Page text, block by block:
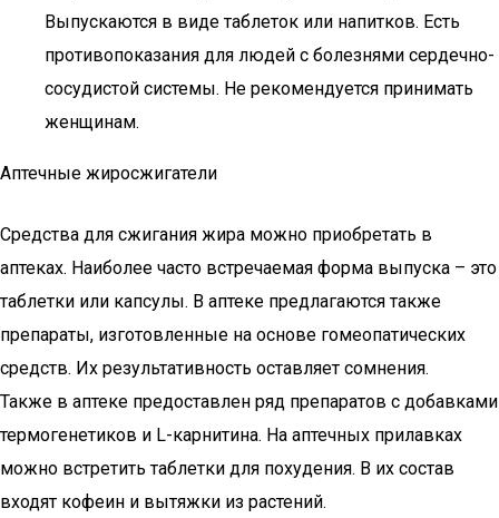
Выпускаются в виде таблеток или напитков. Есть
противопоказания для людей с болезнями сердечно-
сосудистой системы. Не рекомендуется принимать
женщинам.
Аптечные жиросжигатели
Средства для сжигания жира можно приобретать в
аптеках. Наиболее часто встречаемая форма выпуска – это
таблетки или капсулы. В аптеке предлагаются также
препараты, изготовленные на основе гомеопатических
средств. Их результативность оставляет сомнения.
Также в аптеке предоставлен ряд препаратов с добавками
термогенетиков и L-карнитина. На аптечных прилавках
можно встретить таблетки для похудения. В их состав
входят кофеин и вытяжки из растений.